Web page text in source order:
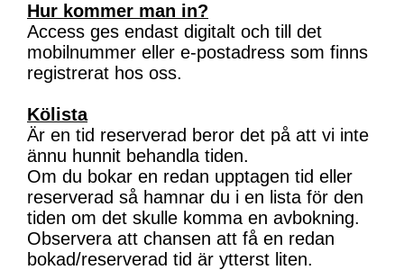
Hur kommer man in?
Access ges endast digitalt och till det
mobilnummer eller e-postadress som finns
registrerat hos oss.
Kölista
Är en tid reserverad beror det på att vi inte
ännu hunnit behandla tiden.
Om du bokar en redan upptagen tid eller
reserverad så hamnar du i en lista för den
tiden om det skulle komma en avbokning.
Observera att chansen att få en redan
bokad/reserverad tid är ytterst liten.